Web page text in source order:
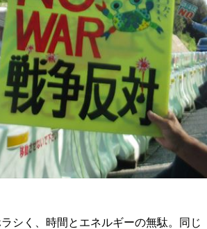
シく、時間とエネルギーの無駄。同じ